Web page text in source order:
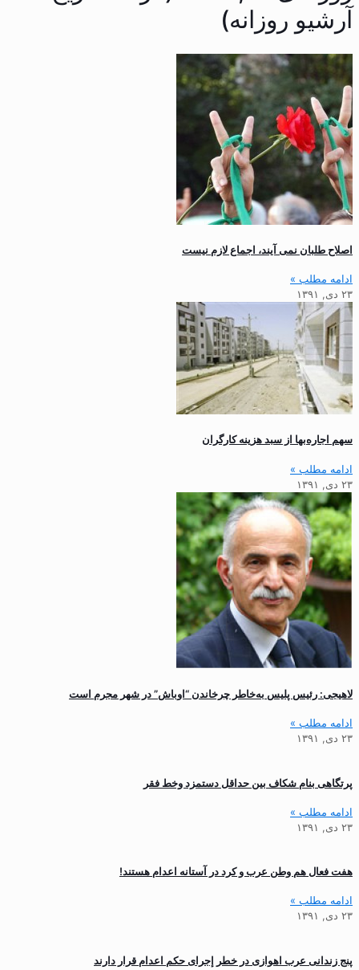
آرشیو روزانه)
اصلاح طلبان نمی آیند، اجماع لازم نیست
ادامه مطلب »
۲۳ دی, ۱۳۹۱
سهم اجاره‌بها از سبد هزینه کارگران
ادامه مطلب »
۲۳ دی, ۱۳۹۱
لاهیجی: رئیس پلیس به‌خاطر چرخاندن “اوباش” در شهر مجرم است
ادامه مطلب »
۲۳ دی, ۱۳۹۱
پرتگاهی بنام شکاف بین حداقل دستمزد وخط فقر
ادامه مطلب »
۲۳ دی, ۱۳۹۱
هفت فعال هم وطن عرب و کرد در آستانه اعدام هستند!
ادامه مطلب »
۲۳ دی, ۱۳۹۱
پنج زندانی عرب اهوازی در خطر إجرای حکم اعدام قرار دارند